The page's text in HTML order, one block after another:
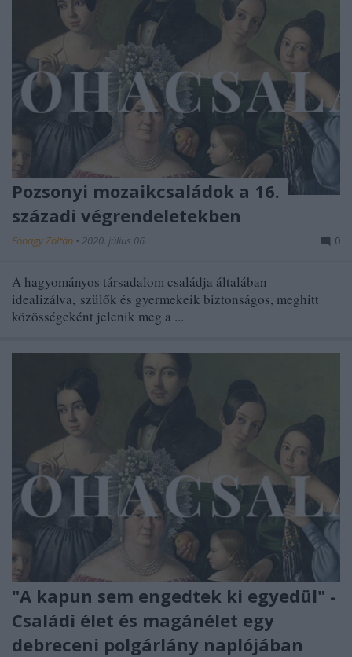
Pozsonyi mozaikcsaládok a 16.
századi végrendeletekben
Fónagy Zoltán • 2020. július 06. 0
A hagyományos társadalom családja általában
idealizálva, szülők és gyermekeik biztonságos, meghitt
közösségeként jelenik meg a ...
"A kapun sem engedtek ki egyedül" -
Családi élet és magánélet egy
debreceni polgárlány naplójában